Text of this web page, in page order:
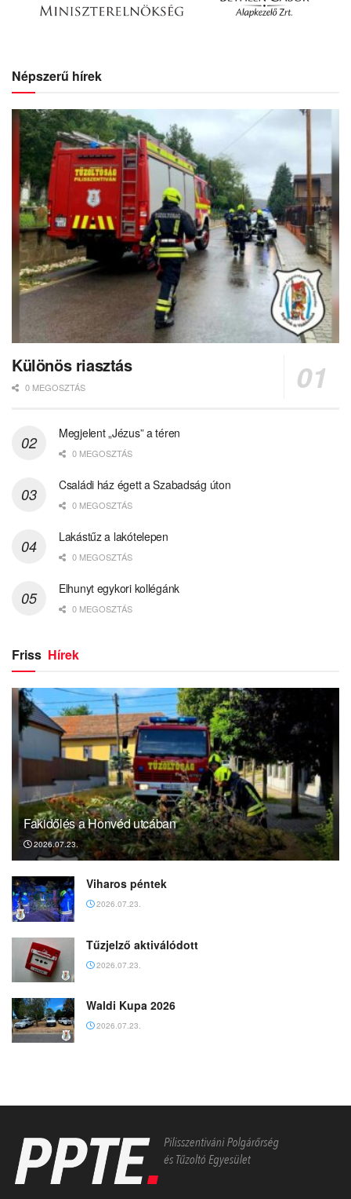
Népszerű hírek
Különös riasztás
0 MEGOSZTÁS
Megjelent „Jézus” a téren
0 MEGOSZTÁS
Családi ház égett a Szabadság úton
0 MEGOSZTÁS
Lakástűz a lakótelepen
0 MEGOSZTÁS
Elhunyt egykori kollégánk
0 MEGOSZTÁS
Friss Hírek
Fakidőlés a Honvéd utcában
2026.07.23.
Viharos péntek
2026.07.23.
Tűzjelző aktiválódott
2026.07.23.
Waldi Kupa 2026
2026.07.23.